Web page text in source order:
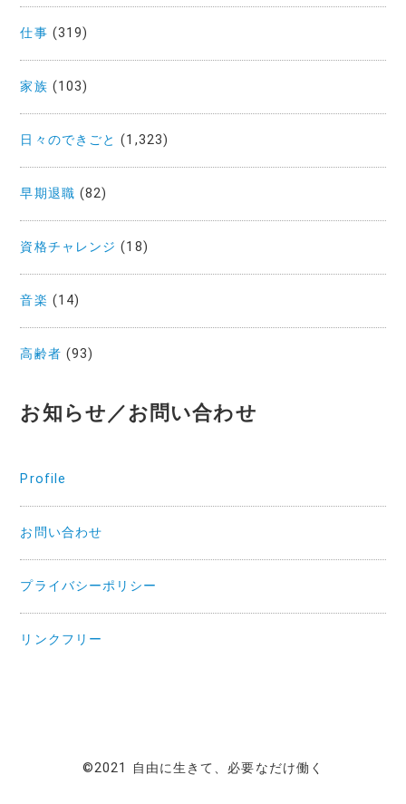
仕事 (319)
家族 (103)
日々のできごと (1,323)
早期退職 (82)
資格チャレンジ (18)
音楽 (14)
高齢者 (93)
お知らせ／お問い合わせ
Profile
お問い合わせ
プライバシーポリシー
リンクフリー
©2021 自由に生きて、必要なだけ働く